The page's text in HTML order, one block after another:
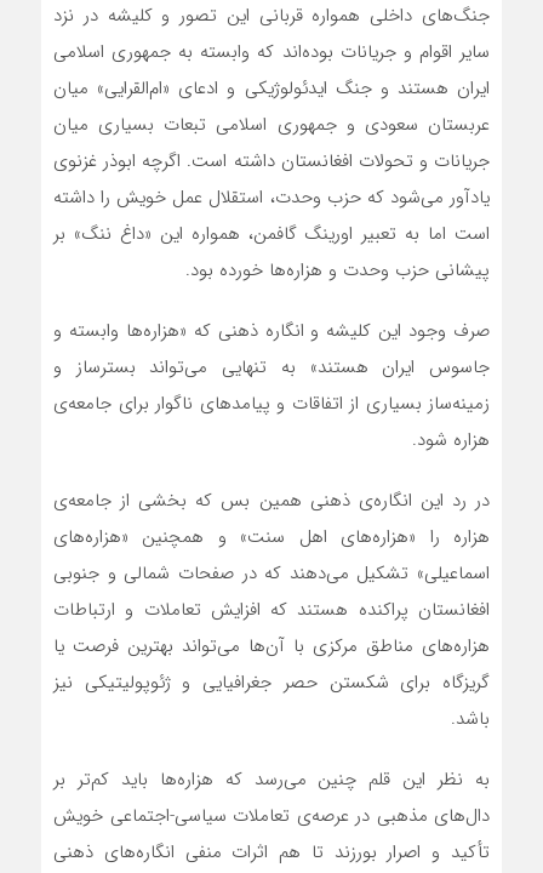
جنگ‌های داخلی همواره قربانی این تصور و کلیشه در نزد
سایر اقوام و جریانات بوده‌اند که وابسته به جمهوری اسلامی
ایران هستند و جنگ ایدئولوژیکی و ادعای «ام‌القرایی» میان
عربستان سعودی و جمهوری اسلامی تبعات بسیاری میان
جریانات و تحولات افغانستان داشته است. اگرچه ابوذر غزنوی
یادآور می‌شود که حزب وحدت، استقلال عمل خویش را داشته
است اما به تعبیر اورینگ گافمن، همواره این «داغ ننگ» بر
پیشانی حزب وحدت و هزاره‌ها خورده بود.
صرف وجود این کلیشه و انگاره ذهنی که «هزاره‌ها وابسته و
جاسوس ایران هستند» به تنهایی می‌تواند بسترساز و
زمینه‌ساز بسیاری از اتفاقات و پیامدهای ناگوار برای جامعه‌ی
هزاره شود.
در رد این انگاره‌ی ذهنی همین بس که بخشی از جامعه‌ی
هزاره را «هزاره‌های اهل سنت» و همچنین «هزاره‌های
اسماعیلی» تشکیل می‌دهند که در صفحات شمالی و جنوبی
افغانستان پراکنده هستند که افزایش تعاملات و ارتباطات
هزاره‌های مناطق مرکزی با آن‌ها می‌تواند بهترین فرصت یا
گریزگاه برای شکستن حصر جغرافیایی و ژئوپولیتیکی نیز
باشد.
به نظر این قلم چنین می‌رسد که هزاره‌ها باید کم‌تر بر
دال‌های مذهبی در عرصه‌ی تعاملات سیاسی-اجتماعی خویش
تأکید و اصرار بورزند تا هم اثرات منفی انگاره‌های ذهنی